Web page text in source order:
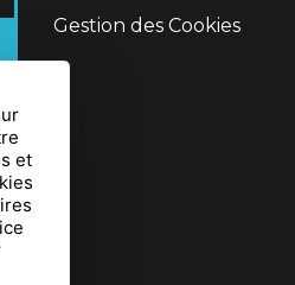
Gestion des Cookies
et